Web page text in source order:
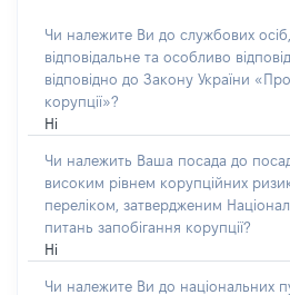
Чи належите Ви до службових
відповідальне та особливо
відповідно до Закону України
корупції»?
Ні
Чи належить Ваша посада до
високим рівнем корупційних
переліком, затвердженим
питань запобігання корупції?
Ні
Чи належите Ви до національних